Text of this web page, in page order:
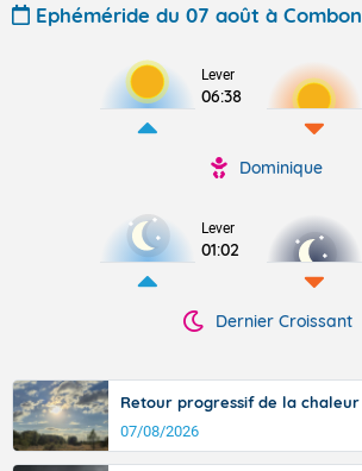
Ephéméride du 07 août à Combon
Lever
06:38
Dominique
Lever
01:02
Dernier Croissant
Retour progressif de la chaleur
07/08/2026